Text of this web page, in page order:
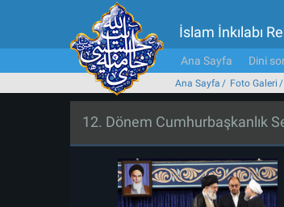
İslam İnkılabı
Ana Sayfa Dini
Ana Sayfa Foto Galeri
12. Dönem Cumhurbaşkanlık